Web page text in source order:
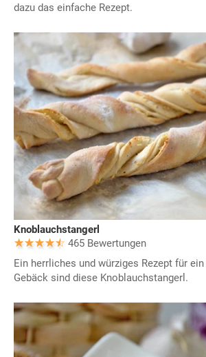
dazu das einfache Rezept.
Knoblauchstangerl
465 Bewertungen
Ein herrliches und würziges Rezept für
Gebäck sind diese Knoblauchstangerl.